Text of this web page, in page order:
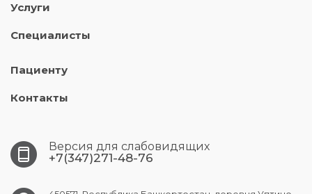
Услуги
Специалисты
Пациенту
Контакты
Версия для слабовидящих
+7(347)271-48-76